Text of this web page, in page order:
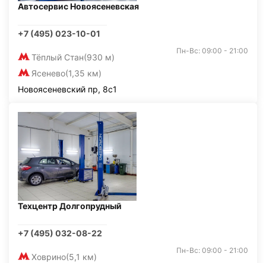
Автосервис Новоясеневская
+7 (495) 023-10-01
Тёплый Стан(930 м)
Ясенево(1,35 км)
Пн-Вс: 09:00 - 21:00
Новоясеневский пр, 8с1
Техцентр Долгопрудный
+7 (495) 032-08-22
Ховрино(5,1 км)
Пн-Вс: 09:00 - 21:00